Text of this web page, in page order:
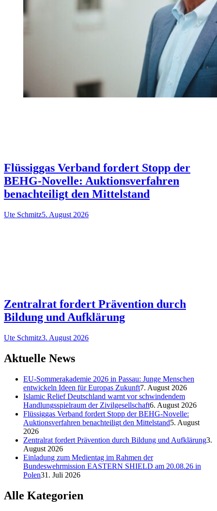
Flüssiggas Verband fordert Stopp der
BEHG-Novelle: Auktionsverfahren
benachteiligt den Mittelstand
Ute Schmitz5. August 2026
Zentralrat fordert Prävention durch
Bildung und Aufklärung
Ute Schmitz3. August 2026
Aktuelle News
EU-Sommerakademie 2026 in Passau: Junge Menschen
entwickeln Ideen für Europas Zukunft7. August 2026
Islamic Relief Deutschland warnt vor schwindendem
Handlungsspielraum der Zivilgesellschaft6. August 2026
Flüssiggas Verband fordert Stopp der BEHG-Novelle:
Auktionsverfahren benachteiligt den Mittelstand5. August
2026
Zentralrat fordert Prävention durch Bildung und Aufklärung3.
August 2026
Einladung zum Medientag im Rahmen der
Bundeswehrmission EASTERN SHIELD am 20.08.26 in
Polen31. Juli 2026
Alle Kategorien